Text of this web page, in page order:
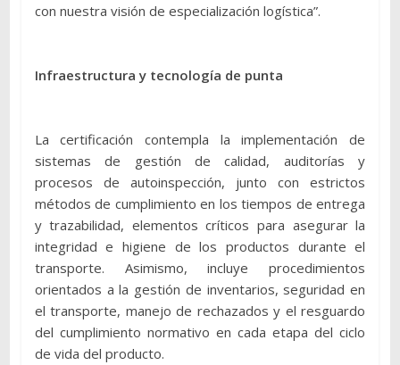
con nuestra visión de especialización logística”.
Infraestructura y tecnología de punta
La certificación contempla la implementación de
sistemas de gestión de calidad, auditorías y
procesos de autoinspección, junto con estrictos
métodos de cumplimiento en los tiempos de entrega
y trazabilidad, elementos críticos para asegurar la
integridad e higiene de los productos durante el
transporte. Asimismo, incluye procedimientos
orientados a la gestión de inventarios, seguridad en
el transporte, manejo de rechazados y el resguardo
del cumplimiento normativo en cada etapa del ciclo
de vida del producto.